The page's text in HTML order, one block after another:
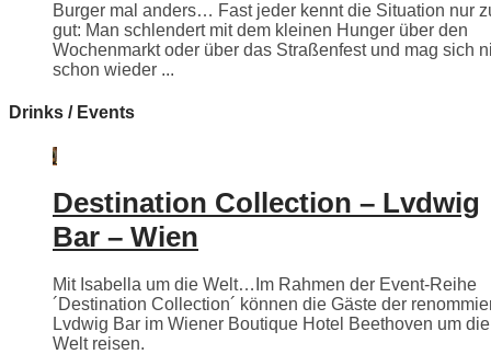
Burger mal anders… Fast jeder kennt die Situation nur
gut: Man schlendert mit dem kleinen Hunger über den
Wochenmarkt oder über das Straßenfest und mag sich
schon wieder ...
Drinks / Events
Destination Collection – Lvdwig
Bar – Wien
Mit Isabella um die Welt…Im Rahmen der Event-Reihe
´Destination Collection´ können die Gäste der
Lvdwig Bar im Wiener Boutique Hotel Beethoven um die
Welt reisen.